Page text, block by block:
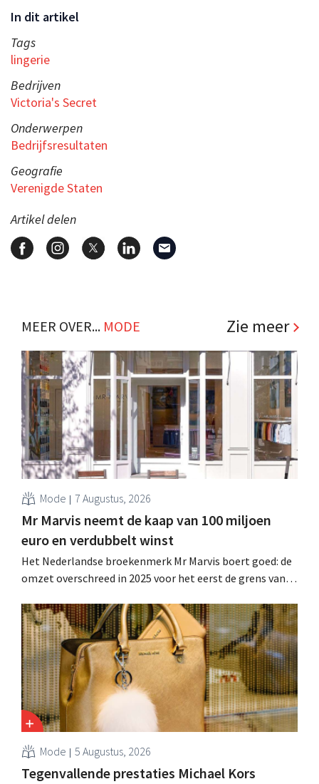
In dit artikel
Tags
lingerie
Bedrijven
Victoria's Secret
Onderwerpen
Bedrijfsresultaten
Geografie
Verenigde Staten
Artikel delen
MEER OVER... MODE Zie meer
Mode 7 Augustus, 2026
Mr Marvis neemt de kaap van 100 miljoen
euro en verdubbelt winst
Het Nederlandse broekenmerk Mr Marvis boert goed: de
omzet overschreed in 2025 voor het eerst de grens van
marketinginvesteringen blijken te lonen.
Mode 5 Augustus, 2026
Tegenvallende prestaties Michael Kors